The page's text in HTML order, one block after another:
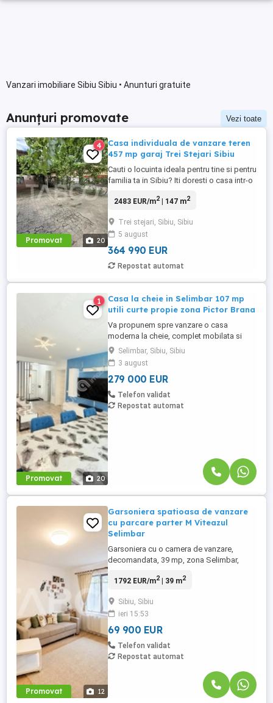
Vanzari imobiliare Sibiu Sibiu • Anunturi gratuite
Anunțuri promovate Vezi toate
Promovat 20
4
Casa individuala de vanzare teren
457 mp garaj Trei Stejari Sibiu
Cauti o locuinta ideala pentru tine si pentru
familia ta in Sibiu? Iti doresti o casa intr-o
activitati recreative si loc de joaca pentru
o casa individuala de vanzare in zona Trei
Stejari din Sibiu, aflata ...
2483 EUR/m2| 147 m2
Trei stejari, Sibiu, Sibiu
5 august
364 990 EUR
Repostat automat
Promovat 20
1
Casa la cheie in Selimbar 107 mp
utili curte propie zona Pictor Brana
Va propunem spre vanzare o casa
moderna la cheie, complet mobilata si
utilata, situata in Selimbar, pe strada Pictor
Brana, amplasata pe o strada privata
amenajata, intr-un ansamblu rezidential
format din case identice, gandit pentru
confort, intimitate si un stil de viata
modern. Proprietatea se remarca ...
Selimbar, Sibiu, Sibiu
3 august
279 000 EUR
Telefon validat
Repostat automat
Promovat 12
Garsoniera spatioasa de vanzare
cu parcare parter M Viteazul
Selimbar
Garsoniera cu o camera de vanzare,
decomandata, 39 mp, zona Selimbar,
stil modern, fiind ideala pentru o
datorita cererii ridicate din zona. Avantaje
majore ale acestei garsoniere : • Un loc ...
1792 EUR/m2| 39 m2
Sibiu, Sibiu
ieri 15:53
69 900 EUR
Telefon validat
Repostat automat